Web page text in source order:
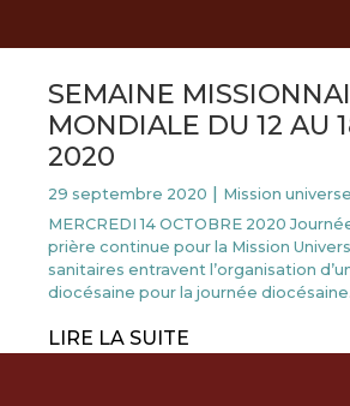
SEMAINE
MONDIALE DU 12 AU
2020
29 septembre 2020 | Mission
MERCREDI 14 OCTOBRE 2020
prière continue pour la Mission
sanitaires entravent l’organisation
diocésaine pour la journée
LIRE LA SUITE